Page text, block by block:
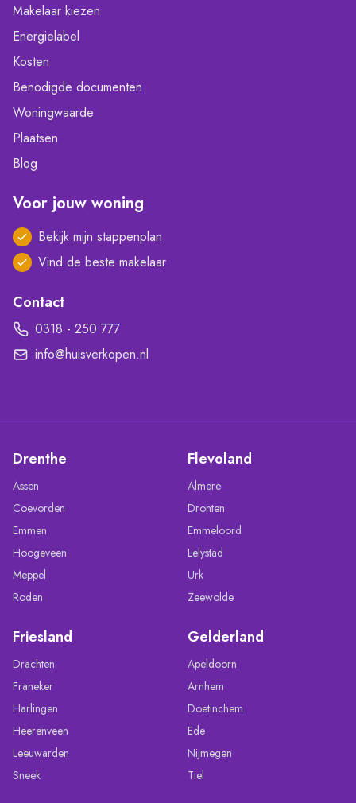
Makelaar kiezen
Energielabel
Kosten
Benodigde documenten
Woningwaarde
Plaatsen
Blog
Voor jouw woning
Bekijk mijn stappenplan
Vind de beste makelaar
Contact
0318 - 250 777
info@huisverkopen.nl
Drenthe
Assen
Coevorden
Emmen
Hoogeveen
Meppel
Roden
Flevoland
Almere
Dronten
Emmeloord
Lelystad
Urk
Zeewolde
Friesland
Drachten
Franeker
Harlingen
Heerenveen
Leeuwarden
Sneek
Gelderland
Apeldoorn
Arnhem
Doetinchem
Ede
Nijmegen
Tiel